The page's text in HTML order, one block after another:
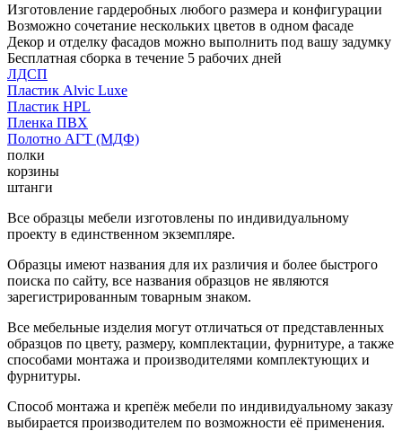
Изготовление гардеробных любого размера и конфигурации
Возможно сочетание нескольких цветов в одном фасаде
Декор и отделку фасадов можно выполнить под вашу задумку
Бесплатная сборка в течение 5 рабочих дней
ЛДСП
Пластик Alvic Luxe
Пластик HPL
Пленка ПВХ
Полотно АГТ (МДФ)
полки
корзины
штанги
Все образцы мебели изготовлены по индивидуальному
проекту в единственном экземпляре.
Образцы имеют названия для их различия и более быстрого
поиска по сайту, все названия образцов не являются
зарегистрированным товарным знаком.
Все мебельные изделия могут отличаться от представленных
образцов по цвету, размеру, комплектации, фурнитуре, а также
способами монтажа и производителями комплектующих и
фурнитуры.
Способ монтажа и крепёж мебели по индивидуальному заказу
выбирается производителем по возможности её применения.